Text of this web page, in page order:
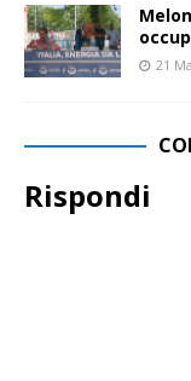
21
Rispondi